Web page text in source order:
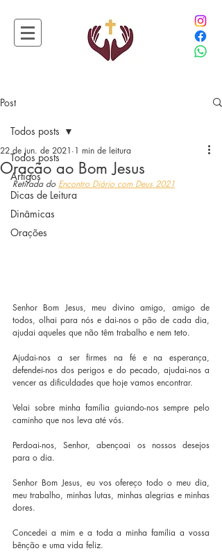
Post
Todos posts
Artigos
Dicas de Leitura
Dinâmicas
Orações
Todos posts
Oração ao Bom Jesus
22 de jun. de 2021 1 min de leitura
Retirada do Encontro Diário com Deus 2021
Senhor Bom Jesus, meu divino amigo, amigo de
todos, olhai para nós e dai-nos o pão de cada dia,
ajudai aqueles que não têm trabalho e nem teto.
Ajudai-nos a ser firmes na fé e na esperança,
defendei-nos dos perigos e do pecado, ajudai-nos a
vencer as dificuldades que hoje vamos encontrar.
Velai sobre minha família guiando-nos sempre pelo
caminho que nos leva até vós.
Perdoai-nos, Senhor, abençoai os nossos desejos
para o dia.
Senhor Bom Jesus, eu vos ofereço todo o meu dia,
meu trabalho, minhas lutas, minhas alegrias e minhas
dores.
Concedei a mim e a toda a minha família a vossa
bênção e uma vida feliz.